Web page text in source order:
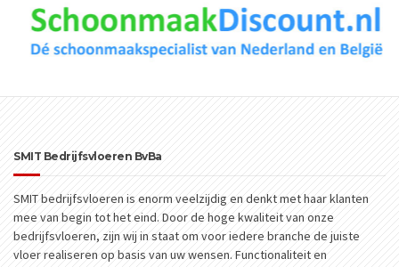
SMIT Bedrijfsvloeren BvBa
SMIT bedrijfsvloeren is enorm veelzijdig en denkt met haar klanten
mee van begin tot het eind. Door de hoge kwaliteit van onze
bedrijfsvloeren, zijn wij in staat om voor iedere branche de juiste
vloer realiseren op basis van uw wensen. Functionaliteit en